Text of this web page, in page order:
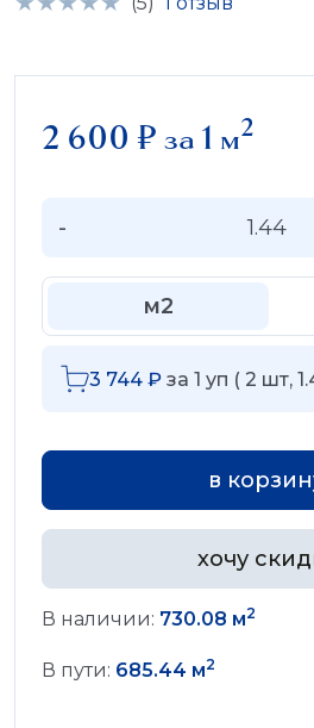
2 600 ₽за 1 м2
-
м2
3 744 ₽ за 1 уп ( 2 шт,
в
хочу
В наличии: 730.08 м2
В пути: 685.44 м2